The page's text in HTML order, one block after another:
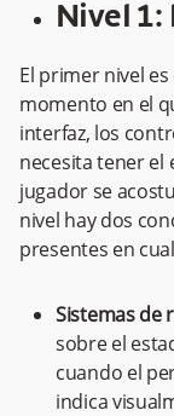
Nivel 1:
El primer nivel
momento en el
interfaz, los
necesita tener el
jugador se
nivel hay dos
presentes en
Sistemas de
sobre el
cuando el
indica